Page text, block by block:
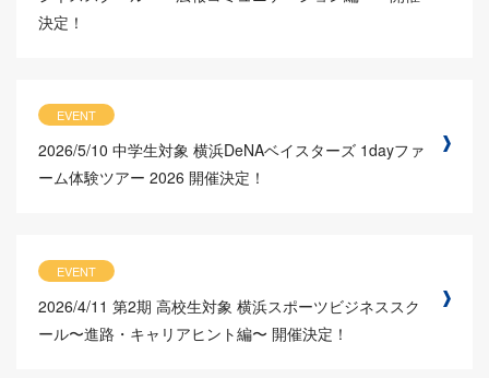
決定！
EVENT
2026/5/10 中学生対象 横浜DeNAベイスターズ 1dayファ
ーム体験ツアー 2026 開催決定！
EVENT
2026/4/11 第2期 高校生対象 横浜スポーツビジネススク
ール〜進路・キャリアヒント編〜 開催決定！